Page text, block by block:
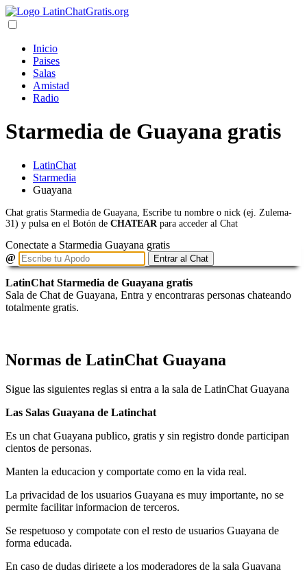
Inicio
Paises
Salas
Amistad
Radio
Starmedia de Guayana gratis
LatinChat
Starmedia
Guayana
Chat gratis Starmedia de Guayana, Escribe tu nombre o nick (ej. Zulema-
31) y pulsa en el Botón de CHATEAR para acceder al Chat
Conectate a Starmedia Guayana gratis
@
Entrar al Chat
LatinChat Starmedia de Guayana gratis
Sala de Chat de Guayana, Entra y encontraras personas chateando
totalmente gratis.
Normas de LatinChat Guayana
Sigue las siguientes reglas si entra a la sala de LatinChat Guayana
Las Salas Guayana de Latinchat
Es un chat Guayana publico, gratis y sin registro donde participan
cientos de personas.
Manten la educacion y comportate como en la vida real.
La privacidad de los usuarios Guayana es muy importante, no se
permite facilitar informacion de terceros.
Se respetuoso y compotate con el resto de usuarios Guayana de
forma educada.
En caso de dudas dirigete a los moderadores de la sala Guayana